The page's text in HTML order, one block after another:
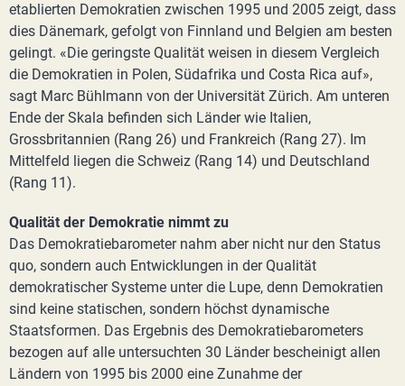
etablierten Demokratien zwischen 1995 und 2005 zeigt, dass
dies Dänemark, gefolgt von Finnland und Belgien am besten
gelingt. «Die geringste Qualität weisen in diesem Vergleich
die Demokratien in Polen, Südafrika und Costa Rica auf»,
sagt Marc Bühlmann von der Universität Zürich. Am unteren
Ende der Skala befinden sich Länder wie Italien,
Grossbritannien (Rang 26) und Frankreich (Rang 27). Im
Mittelfeld liegen die Schweiz (Rang 14) und Deutschland
(Rang 11).
Qualität der Demokratie nimmt zu
Das Demokratiebarometer nahm aber nicht nur den Status
quo, sondern auch Entwicklungen in der Qualität
demokratischer Systeme unter die Lupe, denn Demokratien
sind keine statischen, sondern höchst dynamische
Staatsformen. Das Ergebnis des Demokratiebarometers
bezogen auf alle untersuchten 30 Länder bescheinigt allen
Ländern von 1995 bis 2000 eine Zunahme der